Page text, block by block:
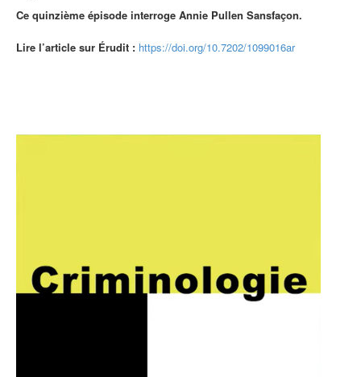
Ce quinzième épisode interroge Annie Pullen Sansfaçon.
Lire l’article sur Érudit : https://doi.org/10.7202/1099016ar